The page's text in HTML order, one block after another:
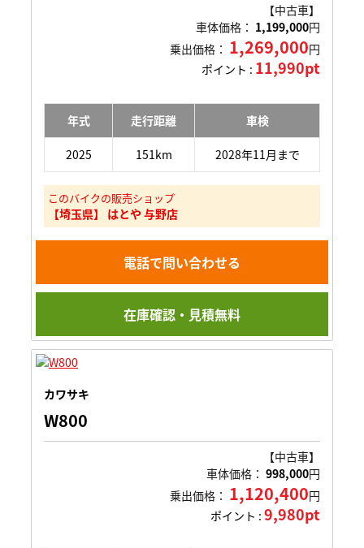
【中古車】
車体価格： 1,199,000円
乗出価格： 1,269,000円
ポイント : 11,990pt
年式 走行距離 車検
2025 151km 2028年11月まで
このバイクの販売ショップ
【埼玉県】 はとや 与野店
電話で問い合わせる
在庫確認・見積無料
カワサキ
W800
【中古車】
車体価格： 998,000円
乗出価格： 1,120,400円
ポイント : 9,980pt